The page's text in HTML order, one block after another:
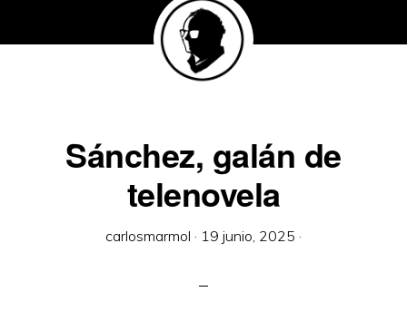
Sánchez, galán de
telenovela
carlosmarmol · 19 junio, 2025 ·